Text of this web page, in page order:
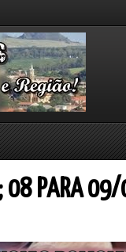
08 PARA